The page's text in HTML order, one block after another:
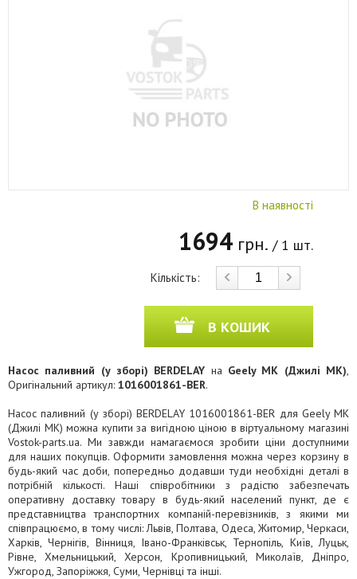
В наявності
1694 грн. / 1 шт.
Кількість:
В КОШИК
Насос паливний (у зборі) BERDELAY на Geely MK (Джилі МК),
Оригінальний артикул: 1016001861-BER.
Насос паливний (у зборі) BERDELAY 1016001861-BER для Geely MK
(Джилі МК) можна купити за вигідною ціною в віртуальному магазині
Vostok-parts.ua. Ми завжди намагаємося зробити ціни доступними
для наших покупців. Оформити замовлення можна через корзину в
будь-який час доби, попередньо додавши туди необхідні деталі в
потрібній кількості. Наші співробітники з радістю забезпечать
оперативну доставку товару в будь-який населений пункт, де є
представництва транспортних компаній-перевізників, з якими ми
співпрацюємо, в тому числі: Львів, Полтава, Одеса, Житомир, Черкаси,
Харків, Чернігів, Вінниця, Івано-Франківськ, Тернопіль, Київ, Луцьк,
Рівне, Хмельницький, Херсон, Кропивницький, Миколаїв, Дніпро,
Ужгород, Запоріжжя, Суми, Чернівці та інші.